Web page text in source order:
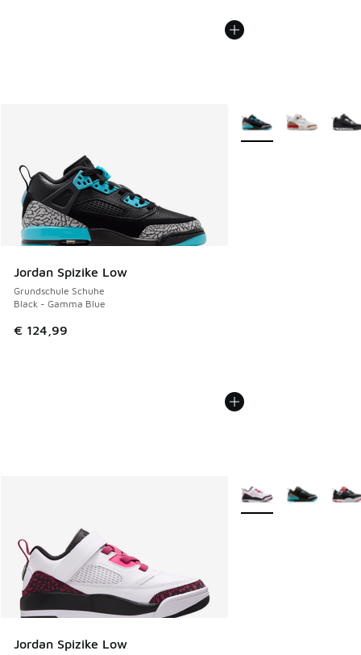
Jordan Spizike Low
Grundschule Schuhe
Black - Gamma Blue
€ 124,99
Weitere Farben
Jordan Spizike Low
Weitere Farben